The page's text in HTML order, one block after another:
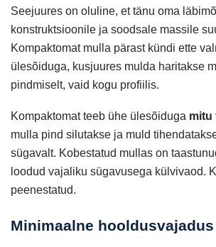
Seejuures on oluline, et tänu oma
konstruktsioonile ja soodsale massile
Kompaktomat mulla pärast kündi ette
ülesõiduga, kusjuures mulda haritakse
pindmiselt, vaid kogu profiilis.
Kompaktomat teeb ühe ülesõiduga mitu
mulla pind silutakse ja muld
sügavalt. Kobestatud mullas on
loodud vajaliku sügavusega külvivaod.
peenestatud.
Minimaalne hooldusvajadus